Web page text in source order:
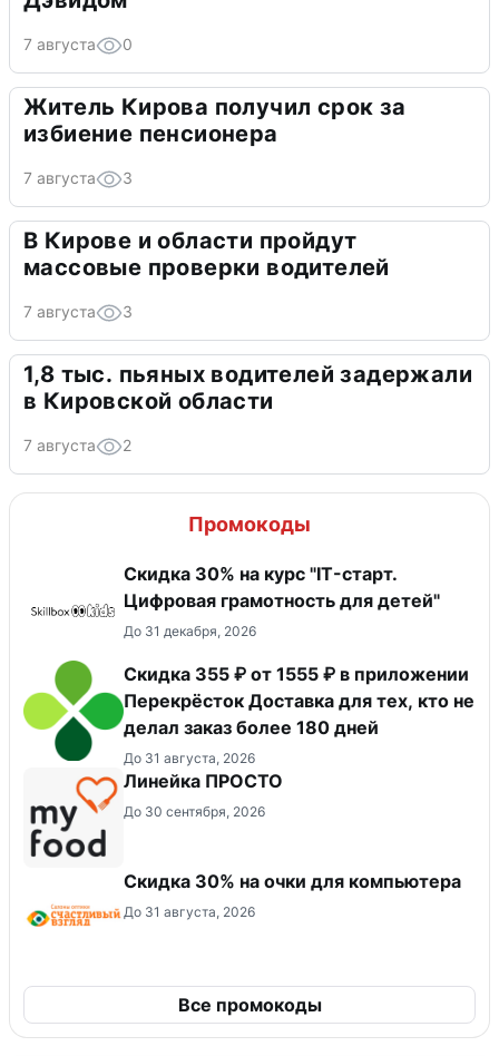
7 августа 0
Житель Кирова получил срок за
избиение пенсионера
7 августа 3
В Кирове и области пройдут
массовые проверки водителей
7 августа 3
1,8 тыс. пьяных водителей задержали
в Кировской области
7 августа 2
Промокоды
Скидка 30% на курс "IT-старт.
Цифровая грамотность для детей"
До 31 декабря, 2026
Скидка 355 ₽ от 1555 ₽ в приложении
Перекрёсток Доставка для тех, кто не
делал заказ более 180 дней
До 31 августа, 2026
Линейка ПРОСТО
До 30 сентября, 2026
Скидка 30% на очки для компьютера
До 31 августа, 2026
Все промокоды